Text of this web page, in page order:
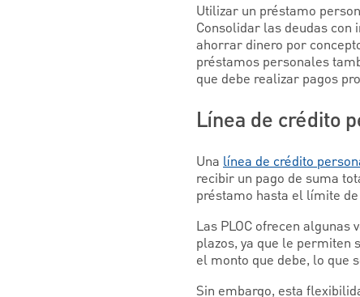
Utilizar un préstamo
Consolidar las deudas
ahorrar dinero por
préstamos personales
que debe realizar pagos
Línea de crédito
Una línea de crédito
recibir un pago de suma
préstamo hasta el límite
Las PLOC ofrecen
plazos, ya que le permiten
el monto que debe, lo que
Sin embargo, esta